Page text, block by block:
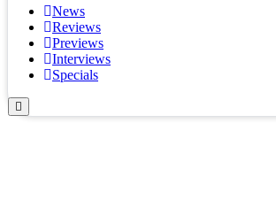
News
Reviews
Previews
Interviews
Specials